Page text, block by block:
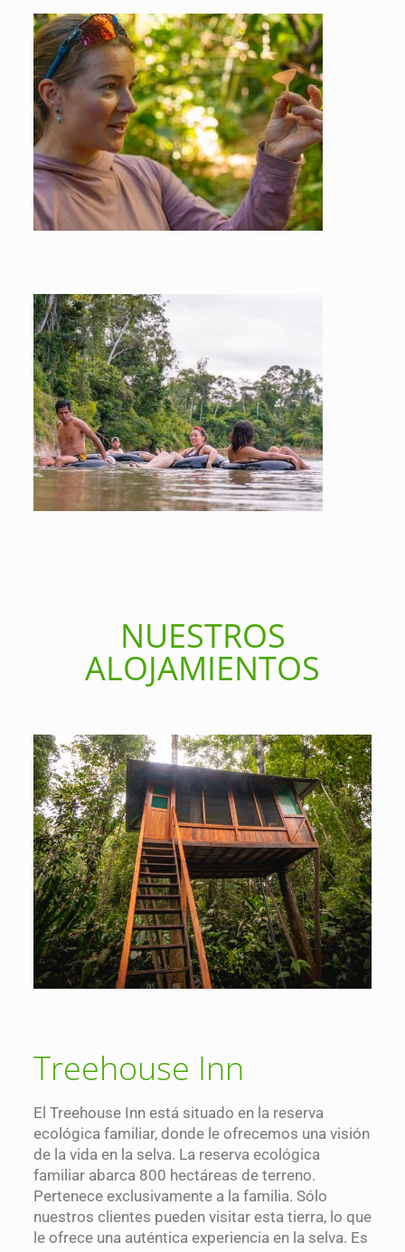
NUESTROS
ALOJAMIENTOS
Treehouse Inn
El Treehouse Inn está situado en la reserva
ecológica familiar, donde le ofrecemos una visión
de la vida en la selva. La reserva ecológica
familiar abarca 800 hectáreas de terreno.
Pertenece exclusivamente a la familia. Sólo
nuestros clientes pueden visitar esta tierra, lo que
le ofrece una auténtica experiencia en la selva. Es